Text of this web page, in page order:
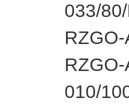
033/
010/